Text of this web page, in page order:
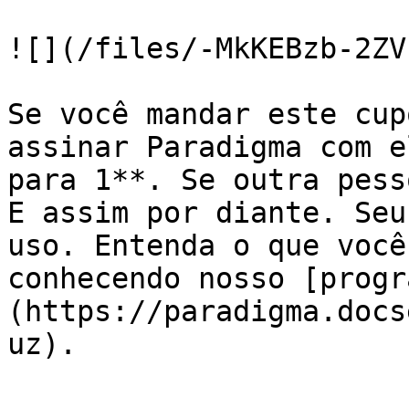
![](/files/-MkKEBzb-
Se você mandar este
assinar Paradigma
para 1**. Se outra
E assim por diante.
uso. Entenda o que
conhecendo nosso
(https://
uz).